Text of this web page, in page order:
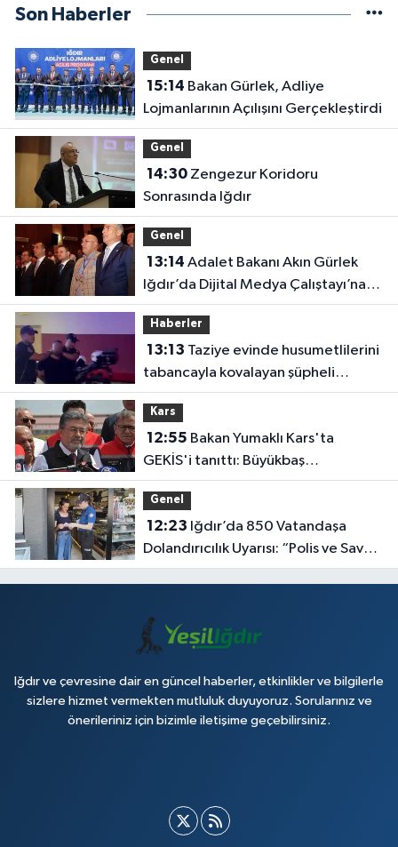
Son Haberler
Genel
15:14
Lojmanlarının Açılışını Gerçekleştirdi
Genel
14:30Zengezur Koridoru
Sonrasında Iğdır
Genel
13:14
Iğdır’da Dijital Medya Çalıştayı’na
Katıldı
Haberler
13:13
tabancayla kovalayan şüpheli
gözaltına alındı
Kars
12:55
GEKİS'i tanıttı: Büyükbaş
hayvancılıkta 'dijital kimlik' dönemi
başladı
Genel
12:23
Dolandırıcılık Uyarısı: “Polis ve Savcı
Para İstemez”
Iğdır ve çevresine dair en güncel haberler, etkinlikler ve bilgilerle
sizlere hizmet vermekten mutluluk duyuyoruz. Sorularınız ve
önerileriniz için bizimle iletişime geçebilirsiniz.